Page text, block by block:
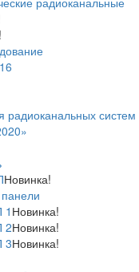
радиоканальных систем
Новинка!
1Новинка!
2Новинка!
3Новинка!